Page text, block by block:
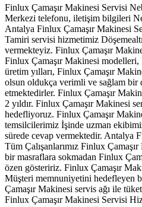
Finlux Çamaşır Makinesi Servisi
Merkezi telefonu, iletişim bilgileri
Antalya Finlux Çamaşır Makinesi
Tamiri servisi hizmetimiz
vermekteyiz. Finlux Çamaşır
Finlux Çamaşır Makinesi
üretim yılları, Finlux Çamaşır
olsun oldukça verimli ve sağlam bir
etmektedirler. Finlux Çamaşır
2 yıldır. Finlux Çamaşır Makinesi
hedefliyoruz. Finlux Çamaşır
temsilcilerimiz İşinde uzman
sürede cevap vermektedir. Antalya
Tüm Çalışanlarımız Finlux
bir masraflara sokmadan Finlux
özen gösteririz. Finlux Çamaşır
Müşteri memnuniyetini hedefleyen
Çamaşır Makinesi servis ağı ile
Finlux Çamaşır Makinesi Servisi